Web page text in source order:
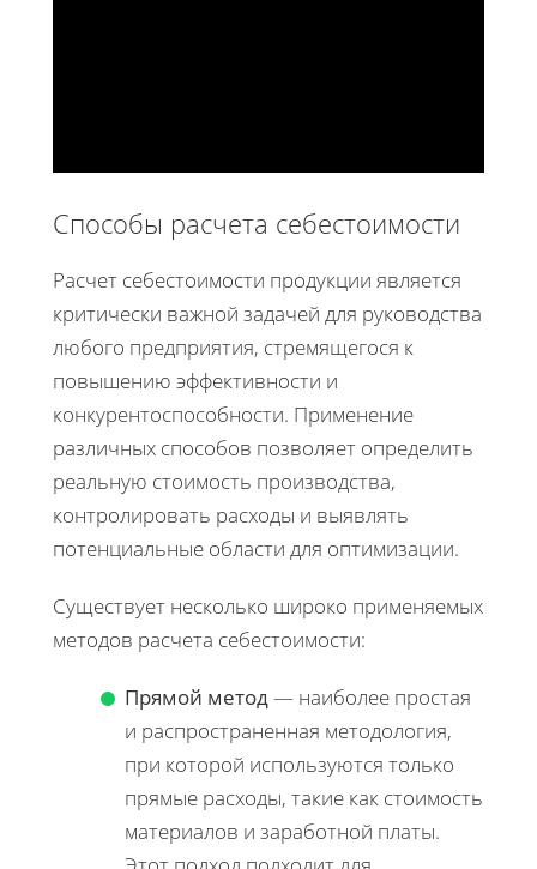
Способы расчета себестоимости
Расчет себестоимости продукции является
критически важной задачей для руководства
любого предприятия, стремящегося к
повышению эффективности и
конкурентоспособности. Применение
различных способов позволяет определить
реальную стоимость производства,
контролировать расходы и выявлять
потенциальные области для оптимизации.
Существует несколько широко применяемых
методов расчета себестоимости:
Прямой метод— наиболее простая
и распространенная методология,
при которой используются только
прямые расходы, такие как стоимость
материалов и заработной платы.